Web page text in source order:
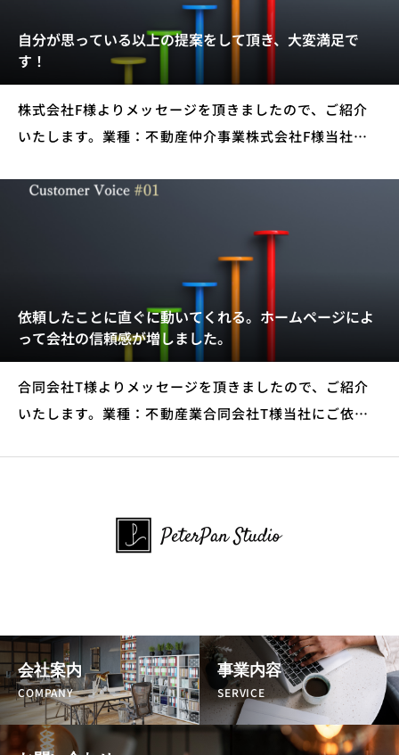
自分が思っている以上の提案をして頂き、大変満足で
す！
株式会社F様よりメッセージを頂きましたので、ご紹介
いたします。業種：不動産仲介事業株式会社F様当社に
イン 名刺デザイン依頼をする前に抱えていたお悩み・課
依頼したことに直ぐに動いてくれる。ホームページによ
って会社の信頼感が増しました。
合同会社T様よりメッセージを頂きましたので、ご紹介
いたします。業種：不動産業合同会社T様当社にご依頼
会社案内
COMPANY
事業内容
SERVICE